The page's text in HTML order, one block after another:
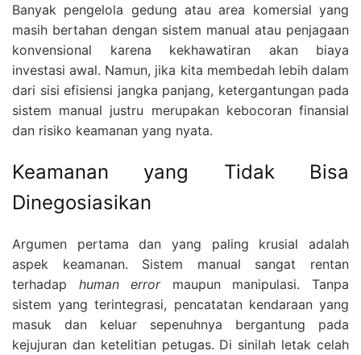
Banyak pengelola gedung atau area komersial yang
masih bertahan dengan sistem manual atau penjagaan
konvensional karena kekhawatiran akan biaya
investasi awal. Namun, jika kita membedah lebih dalam
dari sisi efisiensi jangka panjang, ketergantungan pada
sistem manual justru merupakan kebocoran finansial
dan risiko keamanan yang nyata.
Keamanan yang Tidak Bisa
Dinegosiasikan
Argumen pertama dan yang paling krusial adalah
aspek keamanan. Sistem manual sangat rentan
terhadap human errormaupun manipulasi. Tanpa
sistem yang terintegrasi, pencatatan kendaraan yang
masuk dan keluar sepenuhnya bergantung pada
kejujuran dan ketelitian petugas. Di sinilah letak celah